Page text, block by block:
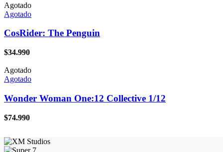
Agotado
Agotado
CosRider: The Penguin
$34.990
Agotado
Agotado
Wonder Woman One:12 Collective 1/12
$74.990